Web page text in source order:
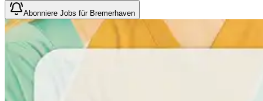
Abonniere Jobs für Bremerhaven